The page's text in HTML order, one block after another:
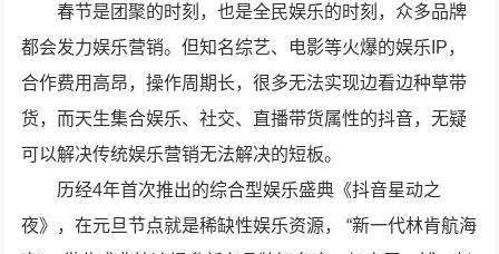
春节是团聚的时刻，也是全民娱乐的时刻，众多品牌
都会发力娱乐营销。但知名综艺、电影等火爆的娱乐IP，
合作费用高昂，操作周期长，很多无法实现边看边种草带
货，而天生集合娱乐、社交、直播带货属性的抖音，无疑
可以解决传统娱乐营销无法解决的短板。
历经4年首次推出的综合型娱乐盛典《抖音星动之
夜》，在元旦节点就是稀缺性娱乐资源， “新一代林肯航海